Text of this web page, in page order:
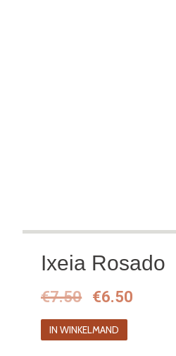
Ixeia Rosado
€7.50
prijs
was:
€6.50
IN WINKELMAND